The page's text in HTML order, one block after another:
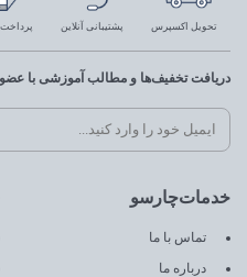
تحویل اکسپرس پشتیبانی آنلاین
خدمات‌چارسو
تماس با ما
درباره ما
دریافت تخفیف‌ها و مطالب آموزشی با